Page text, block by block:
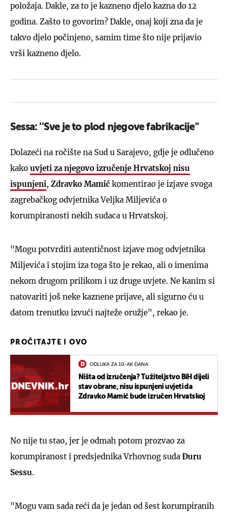
položaja. Dakle, za to je kazneno djelo kazna do 12
godina. Zašto to govorim? Dakle, onaj koji zna da je
takvo djelo počinjeno, samim time što nije prijavio
vrši kazneno djelo.
Sessa: ''Sve je to plod njegove fabrikacije''
Dolazeći na ročište na Sud u Sarajevo, gdje je odlučeno
kako uvjeti za njegovo izručenje Hrvatskoj nisu
ispunjeni, Zdravko Mamić komentirao je izjave svoga
zagrebačkog odvjetnika Veljka Miljevića o
korumpiranosti nekih sudaca u Hrvatskoj.
"Mogu potvrditi autentičnost izjave mog odvjetnika
Miljevića i stojim iza toga što je rekao, ali o imenima
nekom drugom prilikom i uz druge uvjete. Ne kanim si
natovariti još neke kaznene prijave, ali sigurno ću u
datom trenutku izvući najteže oružje", rekao je.
PROČITAJTE I OVO
ODLUKA ZA 10-AK DANA
Ništa od izručenja? Tužiteljstvo BiH dijeli
stav obrane, nisu ispunjeni uvjeti da
Zdravko Mamić bude izručen Hrvatskoj
No nije tu stao, jer je odmah potom prozvao za
korumpiranost i predsjednika Vrhovnog suda Đuru
Sessu.
"Mogu vam sada reći da je jedan od šest korumpiranih